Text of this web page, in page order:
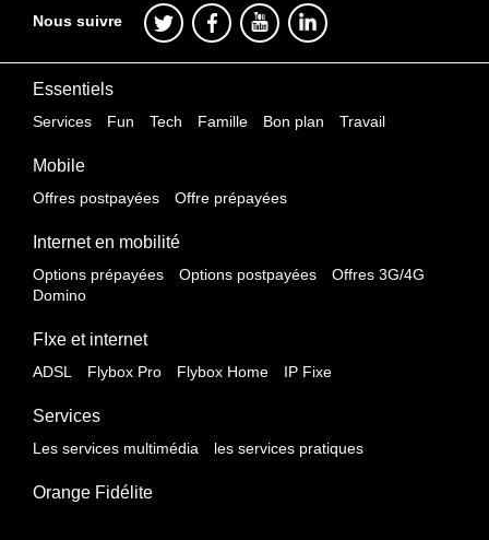
Nous suivre
Essentiels
Services Fun Tech Famille Bon plan Travail
Mobile
Offres postpayées Offre prépayées
Internet en mobilité
Options prépayées Options postpayées
Offres 3G/4G
Domino
FIxe et internet
ADSL Flybox Pro Flybox Home IP Fixe
Services
Les services multimédia les services pratiques
Orange Fidélite